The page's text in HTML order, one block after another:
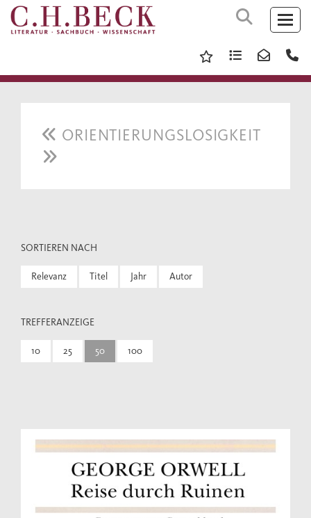
ORIENTIERUNGSLOSIGKEIT
SORTIEREN NACH
Relevanz Titel Jahr Autor
TREFFERANZEIGE
10 25 50 100